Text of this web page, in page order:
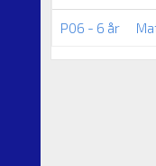
P06 - 6 år